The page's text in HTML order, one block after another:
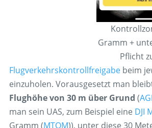
Gramm +
Pflicht
Flugverkehrskontrollfreigabebeim
einzuholen. Vorausgesetzt man
Flughöhe von 30 m über Grund (
man sein UAS, zum Beispiel eine DJI
Gramm (MTOM)), unter diese 30